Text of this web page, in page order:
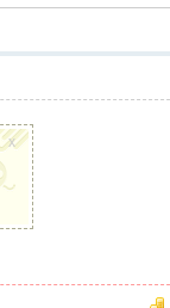
x